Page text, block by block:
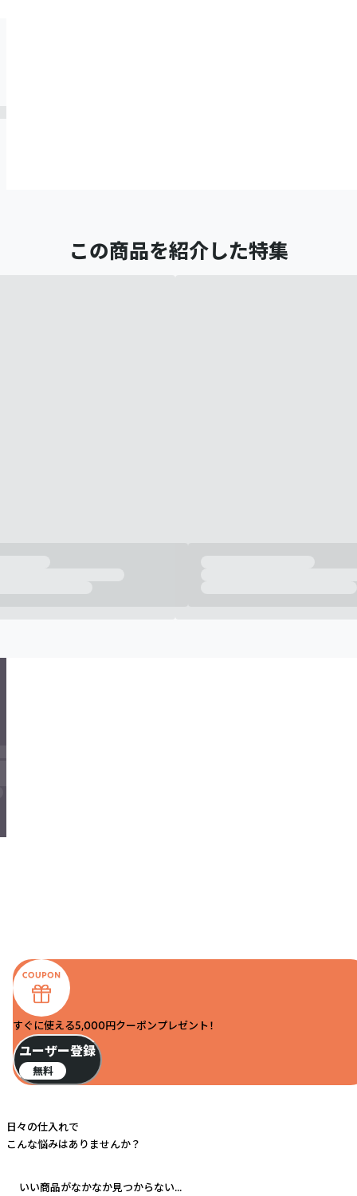
この商品を紹介した特集
すぐに使える5,000円クーポンプレゼント！
ユーザー登録
無料
日々の仕入れで
こんな悩みはありませんか？
いい商品がなかなか見つからない...